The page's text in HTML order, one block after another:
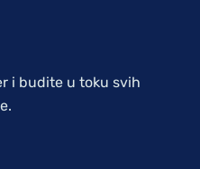
i budite u toku svih